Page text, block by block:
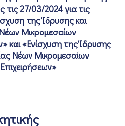
τις 27/03/2024 για τις
της Ίδρυσης και
Μικρομεσαίων
και «Ενίσχυση της Ίδρυσης
Νέων Μικρομεσαίων